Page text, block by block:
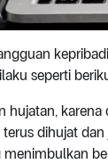
seperti
hujatan,
dihujat